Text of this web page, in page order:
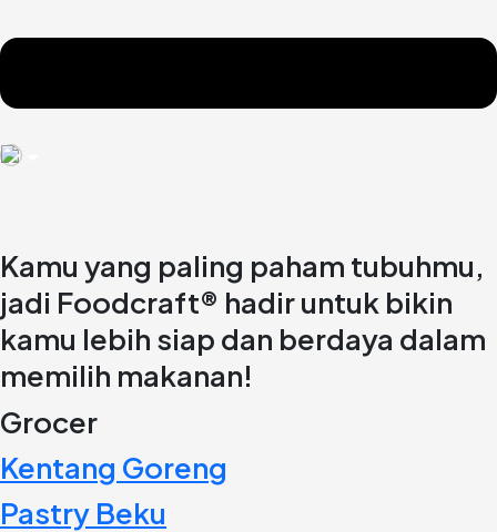
Kamu yang paling paham tubuhmu,
jadi Foodcraft® hadir untuk bikin
kamu lebih siap dan berdaya dalam
memilih makanan!
Grocer
Kentang Goreng
Pastry Beku